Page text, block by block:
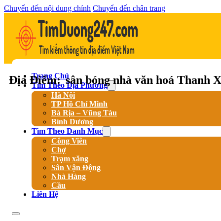
Chuyển đến nội dung chính Chuyển đến chân trang
Trang Chủ
Tìm Theo Địa Phương
Hà Nội
TP Hồ Chí Minh
Bà Rịa – Vũng Tàu
Bình Dương
Tìm Theo Danh Mục
Công Viên
Chợ
Trạm xăng
Sân Vận Động
Nhà Hàng
Cầu
Liên Hệ
Địa Điểm: sân bóng nhà văn hoá Thanh